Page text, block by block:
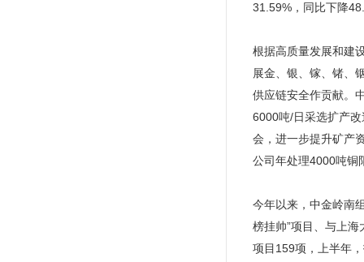
31.59%，同比下降
根据高质量发展和建
展金、银、镓、锗、
供应链安全作贡献。
6000吨/日采选扩产
会，进一步提升矿产
公司年处理4000吨铜
今年以来，中金岭南
榜挂帅”项目、与上
项目159项，上半年